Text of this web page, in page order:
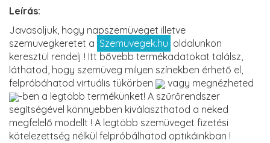
Leírás:
Javasoljuk, hogy napszemüveget illetve
szemüvegkeretet a Szemüvegek.hu oldalunkon
keresztül rendelj ! Itt bővebb termékadatokat találsz,
láthatod, hogy szemüveg milyen színekben érhető el,
felpróbáhatod virtuális tükörben
vagy megnézheted
-ben a legtöbb termékünket! A szűrőrendszer
segítségével könnyebben kiválaszthatod a neked
megfelelő modellt ! A legtöbb szemüveget fizetési
kötelezettség nélkül felpróbálhatod optikáinkban !